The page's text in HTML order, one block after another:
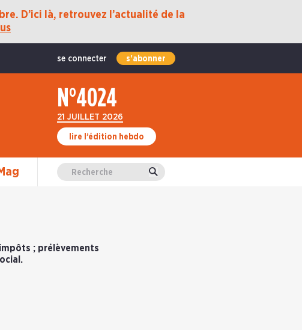
D’ici là, retrouvez l’actualité de la
se connecter s'abonner
N°4024
21 JUILLET 2026
lire l’édition hebdo
Valider
; prélèvements